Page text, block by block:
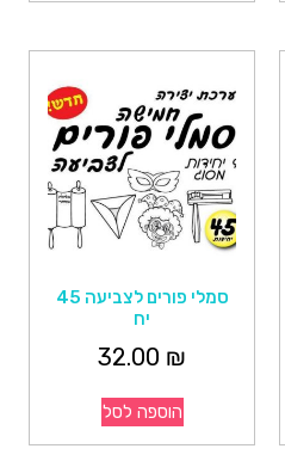
סמלי פורים לצביעה 45
יח
32.00 ₪
הוספה לסל